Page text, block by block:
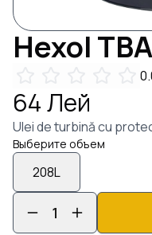
Hexol
64Лей
Ulei de turbină cu
Выберите объем
208L
1